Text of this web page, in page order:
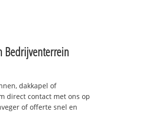
Bedrijventerrein
dakkapel of
direct contact met ons op
of offerte snel en